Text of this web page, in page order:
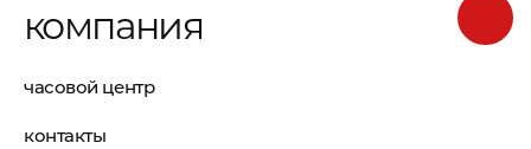
компания
часовой центр
контакты